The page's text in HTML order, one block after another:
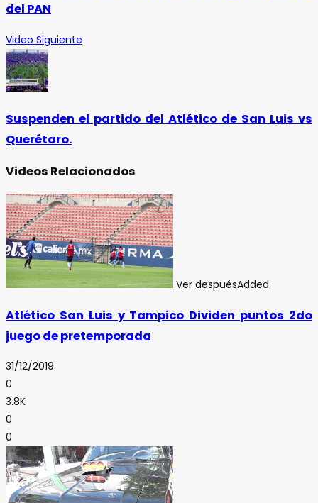
del PAN
Video Siguiente
Suspenden el partido del Atlético de San Luis vs
Querétaro.
Videos Relacionados
Ver despuésAdded
Atlético San Luis y Tampico Dividen puntos 2do
juego de pretemporada
31/12/2019
0
3.8K
0
0